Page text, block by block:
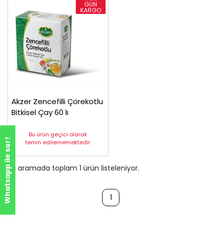
Akzer Zencefilli Çörekotlu
Bitkisel Çay 60 lı
Bu ürün geçici olarak
temin edilememektedir.
Bu aramada toplam 1 ürün listeleniyor.
1
Whatsapp ile sor!